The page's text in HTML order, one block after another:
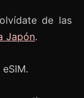
de las
Japón.